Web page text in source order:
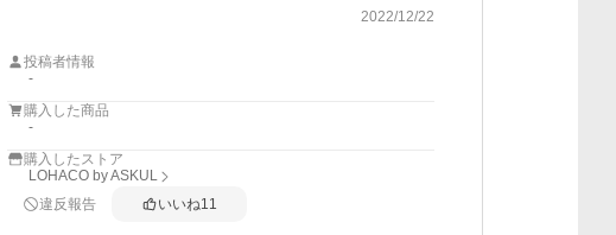
2022/12/22
投稿者情報
-
購入した商品
-
購入したストア
LOHACO by ASKUL
違反報告
いいね11